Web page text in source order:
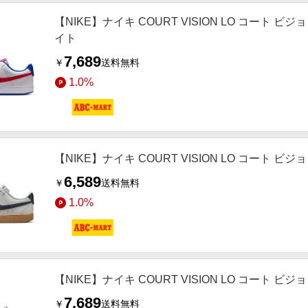
【NIKE】ナイキ COURT VISION LO コート ビジ
イト
￥ 7,689送料無料
1.0%
【NIKE】ナイキ COURT VISION LO コート ビジ
￥6,589送料無料
1.0%
【NIKE】ナイキ COURT VISION LO コート ビジ
￥ 7,689送料無料